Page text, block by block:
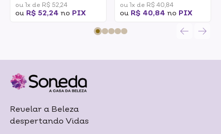
ou 1x de R$ 52,24
ou R$ 52,24 no PIX
ou 1x de R$ 40,84
ou R$ 40,84 no PIX
Revelar a Beleza
despertando Vidas